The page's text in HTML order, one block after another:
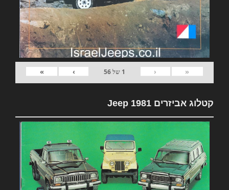
«
‹
1 של56
›
»
קטלוג אביזרים 1981 Jeep